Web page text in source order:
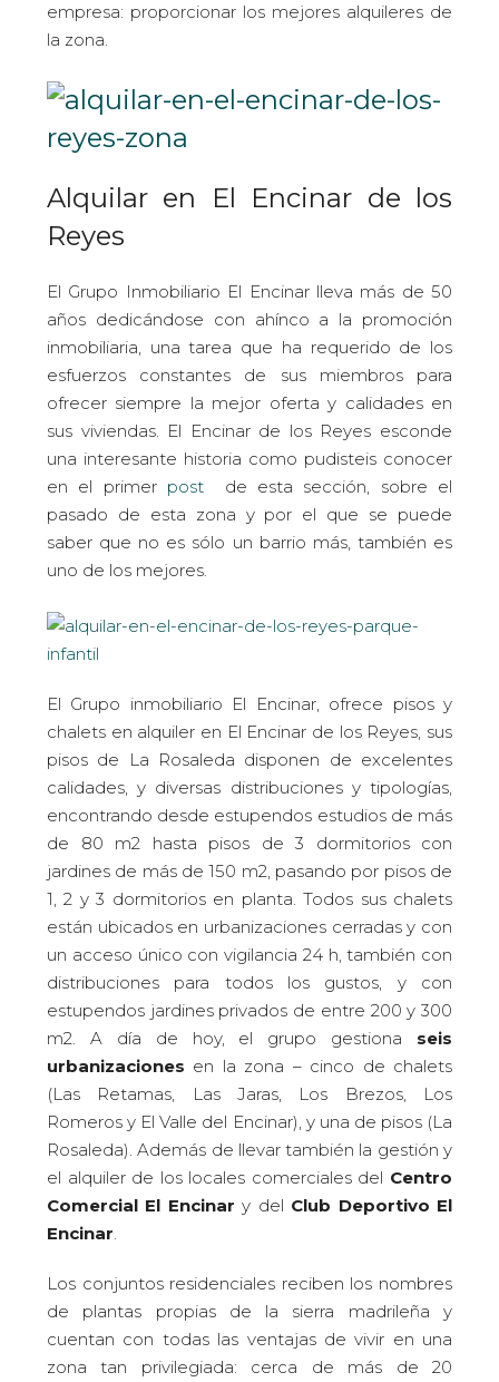
empresa: proporcionar los mejores alquileres de
la zona.
Alquilar en El Encinar de los
Reyes
El Grupo Inmobiliario El Encinar lleva más de 50
años dedicándose con ahínco a la promoción
inmobiliaria, una tarea que ha requerido de los
esfuerzos constantes de sus miembros para
ofrecer siempre la mejor oferta y calidades en
sus viviendas. El Encinar de los Reyes esconde
una interesante historia como pudisteis conocer
en el primer post de esta sección, sobre el
pasado de esta zona y por el que se puede
saber que no es sólo un barrio más, también es
uno de los mejores.
El Grupo inmobiliario El Encinar, ofrece pisos y
chalets en alquiler en El Encinar de los Reyes, sus
pisos de La Rosaleda disponen de excelentes
calidades, y diversas distribuciones y tipologías,
encontrando desde estupendos estudios de más
de 80 m2 hasta pisos de 3 dormitorios con
jardines de más de 150 m2, pasando por pisos de
1, 2 y 3 dormitorios en planta. Todos sus chalets
están ubicados en urbanizaciones cerradas y con
un acceso único con vigilancia 24 h, también con
distribuciones para todos los gustos, y con
estupendos jardines privados de entre 200 y 300
m2. A día de hoy, el grupo gestiona seis
urbanizaciones en la zona – cinco de chalets
(Las Retamas, Las Jaras, Los Brezos, Los
Romeros y El Valle del Encinar), y una de pisos (La
Rosaleda). Además de llevar también la gestión y
el alquiler de los locales comerciales del Centro
Comercial El Encinary del Club Deportivo El
Encinar
Los conjuntos residenciales reciben los nombres
de plantas propias de la sierra madrileña y
cuentan con todas las ventajas de vivir en una
zona tan privilegiada: cerca de más de 20